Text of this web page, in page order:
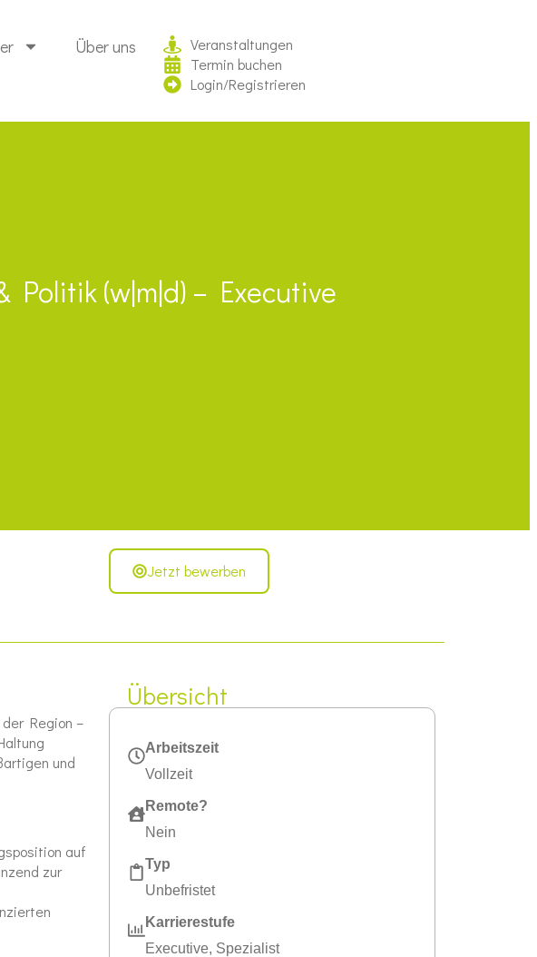
Über uns
Veranstaltungen
Termin buchen
Login/Registrieren
Politik (w|m|d) – Executive
Jetzt bewerben
Region –
und
auf
zur
Übersicht
Arbeitszeit
Vollzeit
Remote?
Nein
Typ
Unbefristet
Karrierestufe
Executive, Spezialist